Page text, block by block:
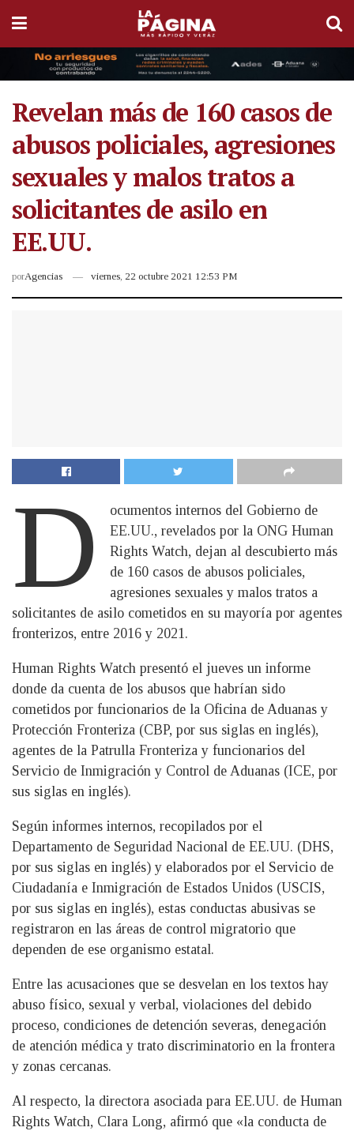
Revelan más de 160 casos de
abusos policiales, agresiones
sexuales y malos tratos a
solicitantes de asilo en
EE.UU.
porAgencias viernes, 22 octubre 2021 12:53 PM
D
ocumentos internos del Gobierno de
EE.UU., revelados por la ONG Human
Rights Watch, dejan al descubierto más
de 160 casos de abusos policiales,
agresiones sexuales y malos tratos a
solicitantes de asilo cometidos en su mayoría por agentes
fronterizos, entre 2016 y 2021.
Human Rights Watch presentó el jueves un informe
donde da cuenta de los abusos que habrían sido
cometidos por funcionarios de la Oficina de Aduanas y
Protección Fronteriza (CBP, por sus siglas en inglés),
agentes de la Patrulla Fronteriza y funcionarios del
Servicio de Inmigración y Control de Aduanas (ICE, por
sus siglas en inglés).
Según informes internos, recopilados por el
Departamento de Seguridad Nacional de EE.UU. (DHS,
por sus siglas en inglés) y elaborados por el Servicio de
Ciudadanía e Inmigración de Estados Unidos (USCIS,
por sus siglas en inglés), estas conductas abusivas se
registraron en las áreas de control migratorio que
dependen de ese organismo estatal.
Entre las acusaciones que se desvelan en los textos hay
abuso físico, sexual y verbal, violaciones del debido
proceso, condiciones de detención severas, denegación
de atención médica y trato discriminatorio en la frontera
y zonas cercanas.
Al respecto, la directora asociada para EE.UU. de Human
Rights Watch, Clara Long, afirmó que «la conducta de